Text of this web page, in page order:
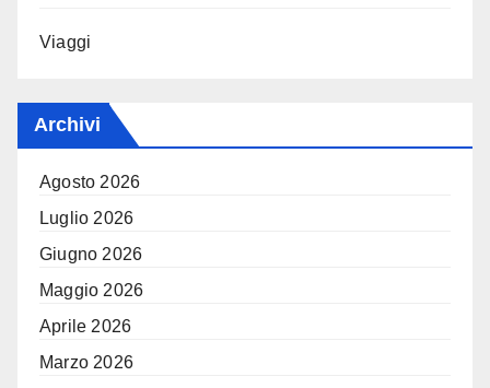
Viaggi
Archivi
Agosto 2026
Luglio 2026
Giugno 2026
Maggio 2026
Aprile 2026
Marzo 2026